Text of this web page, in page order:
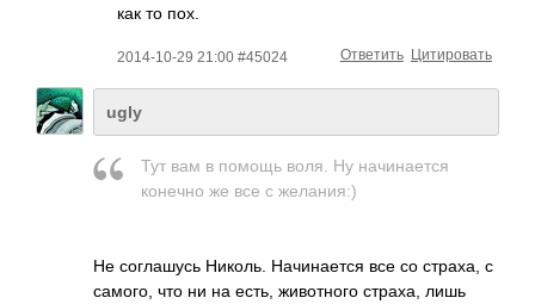
как то пох.
2014-10-29 21:00 #45024 Цитировать
Ответить
ugly
Тут вам в помощь воля. Ну начинается
конечно же все с желания:)
Не соглашусь Николь. Начинается все со страха, с
самого, что ни на есть, животного страха, лишь